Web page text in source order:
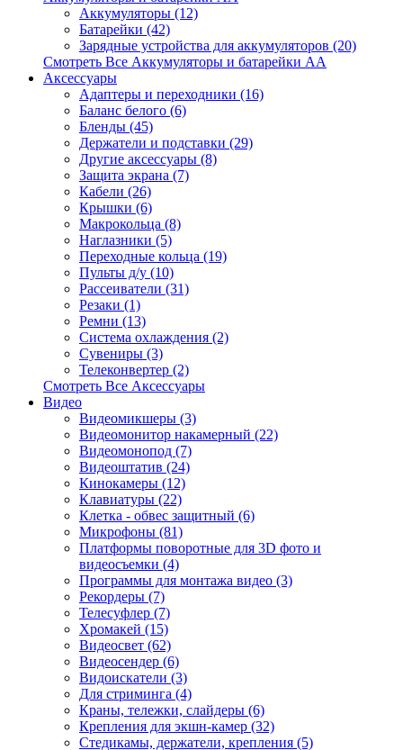
Аккумуляторы (12)
Батарейки (42)
Зарядные устройства для аккумуляторов (20)
Смотреть Все Аккумуляторы и батарейки AA
Аксессуары
Адаптеры и переходники (16)
Баланс белого (6)
Бленды (45)
Держатели и подставки (29)
Другие аксессуары (8)
Защита экрана (7)
Кабели (26)
Крышки (6)
Макрокольца (8)
Наглазники (5)
Переходные кольца (19)
Пульты д/у (10)
Рассеиватели (31)
Резаки (1)
Ремни (13)
Система охлаждения (2)
Сувениры (3)
Телеконвертер (2)
Смотреть Все Аксессуары
Видео
Видеомикшеры (3)
Видеомонитор накамерный (22)
Видеомонопод (7)
Видеоштатив (24)
Кинокамеры (12)
Клавиатуры (22)
Клетка - обвес защитный (6)
Микрофоны (81)
Платформы поворотные для 3D фото и
видеосъемки (4)
Программы для монтажа видео (3)
Рекордеры (7)
Телесуфлер (7)
Хромакей (15)
Видеосвет (62)
Видеосендер (6)
Видоискатели (3)
Для стриминга (4)
Краны, тележки, слайдеры (6)
Крепления для экшн-камер (32)
Стедикамы, держатели, крепления (5)